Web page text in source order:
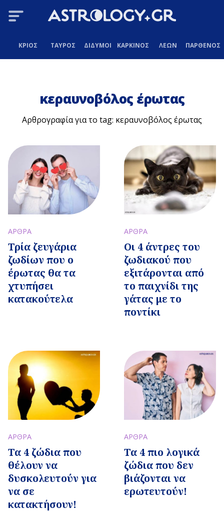
ΚΡΙΟΣ ΤΑΥΡΟΣ ΔΙΔΥΜΟΙ ΚΑΡΚΙΝΟΣ ΛΕΩΝ ΠΑΡΘΕΝΟΣ
κεραυνοβόλος έρωτας
Αρθρογραφία για το tag: κεραυνοβόλος έρωτας
ΑΡΘΡΑ
Τρία ζευγάρια
ζωδίων που ο
έρωτας θα τα
χτυπήσει
κατακούτελα
ΑΡΘΡΑ
Οι 4 άντρες του
ζωδιακού που
εξιτάρονται από
το παιχνίδι της
γάτας με το
ποντίκι
ΑΡΘΡΑ
Τα 4 ζώδια που
θέλουν να
δυσκολευτούν για
να σε
κατακτήσουν!
ΑΡΘΡΑ
Τα 4 πιο λογικά
ζώδια που δεν
βιάζονται να
ερωτευτούν!